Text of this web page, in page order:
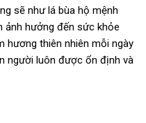
sẽ như lá bùa hộ mệnh
ảnh hưởng đến sức khỏe
hương thiên nhiên mỗi ngày
người luôn được ổn định và